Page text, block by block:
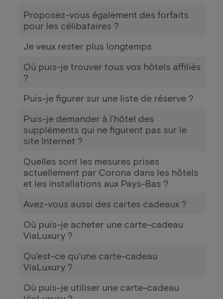
Proposez-vous également des forfaits
pour les célibataires ?
Je veux rester plus longtemps
Où puis-je trouver tous vos hôtels affiliés
?
Puis-je figurer sur une liste de réserve ?
Puis-je demander à l'hôtel des
suppléments qui ne figurent pas sur le
site Internet ?
Quelles sont les mesures prises
actuellement par Corona dans les hôtels
et les installations aux Pays-Bas ?
Avez-vous aussi des cartes cadeaux ?
Où puis-je acheter une carte-cadeau
ViaLuxury ?
Qu'est-ce qu'une carte-cadeau
ViaLuxury ?
Où puis-je utiliser une carte-cadeau